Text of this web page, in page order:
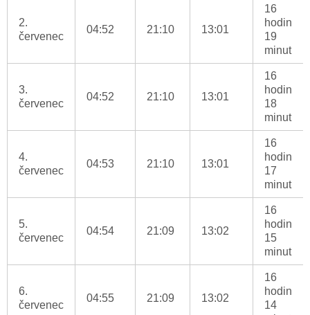
2.
červenec
04:52 21:10 13:01
16
hodin
19
minut
3.
červenec
04:52 21:10 13:01
16
hodin
18
minut
4.
červenec
04:53 21:10 13:01
16
hodin
17
minut
5.
červenec
04:54 21:09 13:02
16
hodin
15
minut
6.
červenec
04:55 21:09 13:02
16
hodin
14